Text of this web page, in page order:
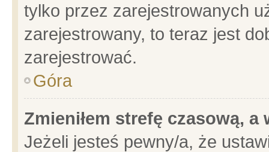
tylko przez zarejestrowanych
zarejestrowany, to teraz jest
zarejestrować.
Góra
Zmieniłem strefę czasową,
Jeżeli jesteś pewny/a, że